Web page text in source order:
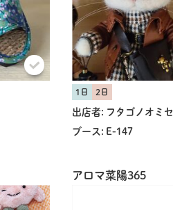
1日 2日
出店者: フタゴノオミセ
ブース: E-147
アロマ菜陽365